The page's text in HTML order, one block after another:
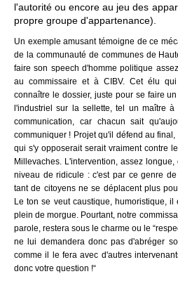
l'autorité ou encore au jeu des
propre groupe d'appartenance).
Un exemple amusant témoigne de ce
de la communauté de communes de
faire son speech d'homme politique
au commissaire et à CIBV. Cet élu
connaître le dossier, juste pour se faire
l'industriel sur la sellette, tel un maître
communication, car chacun sait
communiquer ! Projet qu'il défend au
qui s'y opposerait serait vraiment contre
Millevaches. L'intervention, assez
niveau de ridicule : c'est par ce genre
tant de citoyens ne se déplacent plus
Le ton se veut caustique, humoristique,
plein de morgue. Pourtant, notre
parole, restera sous le charme ou le
ne lui demandera donc pas d'abréger
comme il le fera avec d'autres
donc votre question !“